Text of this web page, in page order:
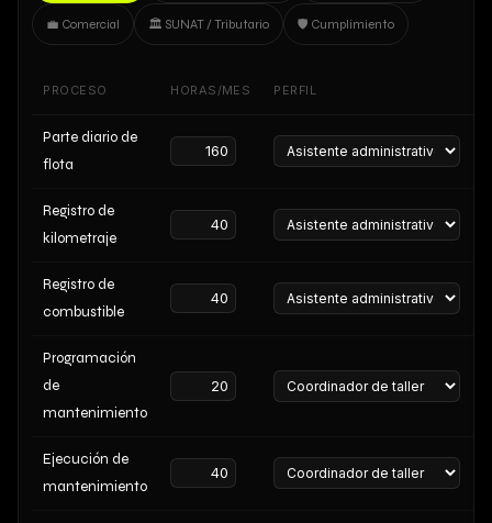
💼 Comercial 🏛️ SUNAT / Tributario 🛡️ Cumplimiento
PROCESO HORAS/MES PERFIL
Parte diario de
flota
Registro de
kilometraje
Registro de
combustible
Programación
de
mantenimiento
Ejecución de
mantenimiento